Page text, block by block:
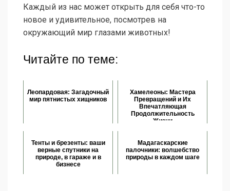
Каждый из нас может открыть для себя что-то
новое и удивительное, посмотрев на
окружающий мир глазами животных!
Читайте по теме:
Леопардовая: Загадочный
мир пятнистых хищников
Хамелеоны: Мастера
Превращений и Их
Впечатляющая
Продолжительность
Жизни
Тенты и брезенты: ваши
верные спутники на
природе, в гараже и в
бизнесе
Мадагаскарские
палочники: волшебство
природы в каждом шаге